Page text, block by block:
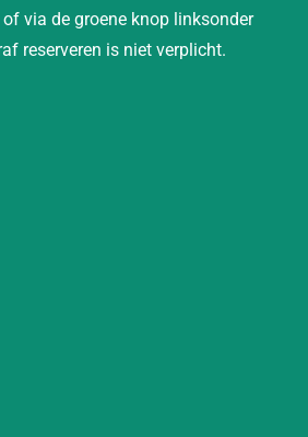
via de groene knop linksonder
reserveren is niet verplicht.